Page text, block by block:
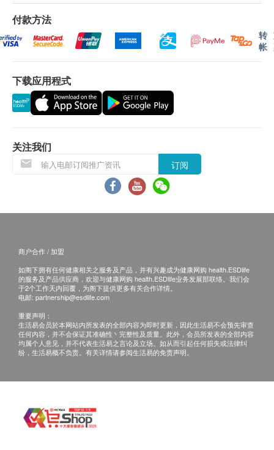
癌症筛检 重点项目
前列腺癌筛检 (PSA) (只限男性)
胸部X光
女士检查项目 重点项目
3 基本项目
基本健康评估
身高
体重
身高体重比例指数分析
理想体重
血压
臀围
腰围量度
胸围
吸气胸围
如有任何争议，健康网购health.ESDlife 及 香港仁
和体检 将保留最终决定权。
所有健康检查/服务并非作为医务诊断或治疗用
途。当阁下身体健康出现任何疾病征兆时，应立即
咨询有认可资格的医生，作出诊断及治疗。
health.ESDlife】并没有经营或提供本服务/产品。
有关此服务/产品的错漏或延误，或因使用此服务/
产品而引致的损失、损害、受伤或法律诉讼，健康
网购health.ESDlife概不负责。一切有关的索偿或
付款方法
转
帐
下载应用程式
关注我们
订阅
商户合作 / 加盟
如阁下拥有任何健康相关之服务及产品，并有兴趣成为健康网购 health.ESDlife
的服务及产品供应商，欢迎与健康网购 health.ESDlife业务发展部联络。我们会
于2个工作天内回覆，为阁下提供更多有关合作详情。
电邮: partnership@esdlife.com
重要声明：
生活易会员於本网站内所发表的全部内容为即时更新，因此生活易不会预先审查
任何内容，并不会保证其准确性丶完整性及质量。此外，会员所发表的全部内容
均属个人意见，并不代表生活易之言论及立场。如从而引起任何损失或法律纠
纷，生活易概不负责。有关详情请参阅生活易的免责声明。